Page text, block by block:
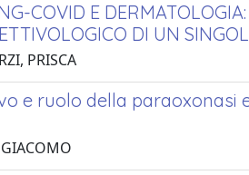
COVID E
DI UN
PRISCA
e ruolo della paraoxonasi